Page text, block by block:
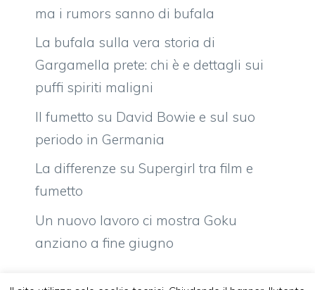
ma i rumors sanno di bufala
La bufala sulla vera storia di
Gargamella prete: chi è e dettagli sui
puffi spiriti maligni
Il fumetto su David Bowie e sul suo
periodo in Germania
La differenze su Supergirl tra film e
fumetto
Un nuovo lavoro ci mostra Goku
anziano a fine giugno